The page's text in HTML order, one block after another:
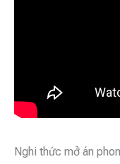
Nghi thức mở án